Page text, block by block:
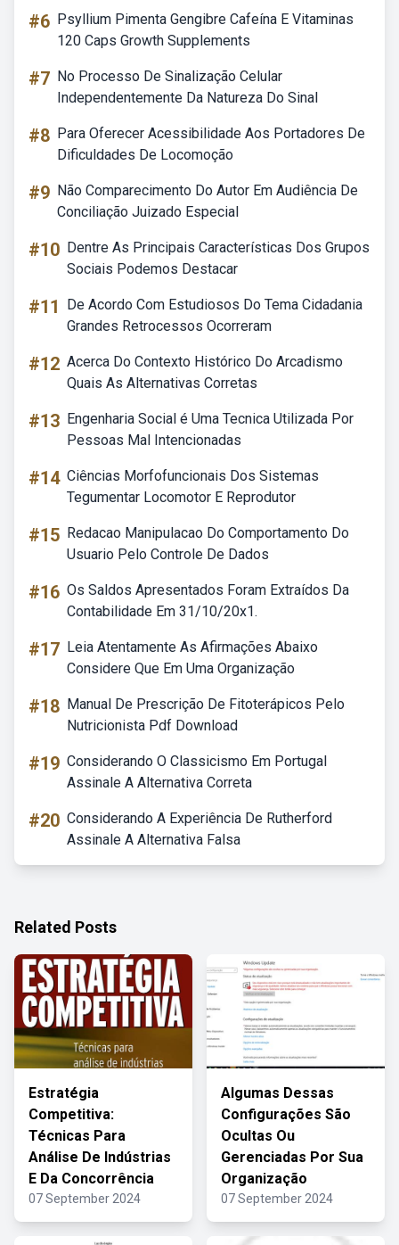
#6 Psyllium Pimenta Gengibre Cafeína E Vitaminas
120 Caps Growth Supplements
#7 No Processo De Sinalização Celular
Independentemente Da Natureza Do Sinal
#8 Para Oferecer Acessibilidade Aos Portadores De
Dificuldades De Locomoção
#9 Não Comparecimento Do Autor Em Audiência De
Conciliação Juizado Especial
#10 Dentre As Principais Características Dos Grupos
Sociais Podemos Destacar
#11
De Acordo Com Estudiosos Do Tema Cidadania
Grandes Retrocessos Ocorreram
#12 Acerca Do Contexto Histórico Do Arcadismo
Quais As Alternativas Corretas
#13 Engenharia Social é Uma Tecnica Utilizada Por
Pessoas Mal Intencionadas
#14 Ciências Morfofuncionais Dos Sistemas
Tegumentar Locomotor E Reprodutor
#15 Redacao Manipulacao Do Comportamento Do
Usuario Pelo Controle De Dados
#16 Os Saldos Apresentados Foram Extraídos Da
Contabilidade Em 31/10/20x1.
#17 Leia Atentamente As Afirmações Abaixo
Considere Que Em Uma Organização
#18 Manual De Prescrição De Fitoterápicos Pelo
Nutricionista Pdf Download
#19 Considerando O Classicismo Em Portugal
Assinale A Alternativa Correta
#20 Considerando A Experiência De Rutherford
Assinale A Alternativa Falsa
Related Posts
Estratégia
Competitiva:
Técnicas Para
Análise De Indústrias
E Da Concorrência
07 September 2024
Algumas Dessas
Configurações São
Ocultas Ou
Gerenciadas Por Sua
Organização
07 September 2024